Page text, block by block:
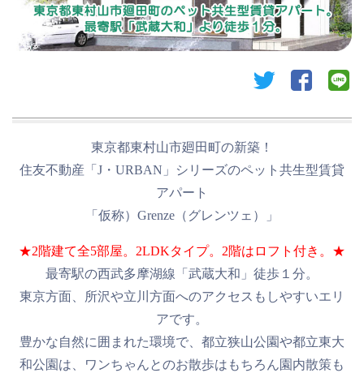
twitter facebook
東京都東村山市廻田町の新築！
住友不動産「J・URBAN」シリーズのペット共生型賃貸
アパート
「仮称）Grenze（グレンツェ）」
★2階建て全5部屋。2LDKタイプ。2階はロフト付き。★
最寄駅の西武多摩湖線「武蔵大和」徒歩１分。
東京方面、所沢や立川方面へのアクセスもしやすいエリ
アです。
豊かな自然に囲まれた環境で、都立狭山公園や都立東大
和公園は、ワンちゃんとのお散歩はもちろん園内散策も